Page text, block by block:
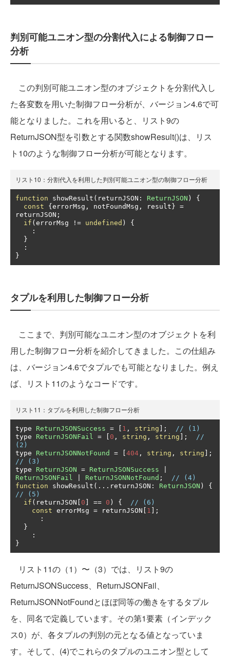
判別可能ユニオン型の分割代入による制御フロー
分析
この判別可能ユニオン型のオブジェクトを分割代入し
た各変数を用いた制御フロー分析が、バージョン4.6で可
能となりました。これを用いると、リスト9の
ReturnJSON型を引数とする関数showResult()は、リス
ト10のような制御フロー分析が可能となります。
リスト10：分割代入を利用した判別可能ユニオン型の制御フロー分析
function showResult ( returnJSON : ReturnJSON )
{
const
{ errorMsg , notFoundMsg , result } =
returnJSON ;
if ( errorMsg != undefined )
{
:
}
:
}
タプルを利用した制御フロー分析
ここまで、判別可能なユニオン型のオブジェクトを利
用した制御フロー分析を紹介してきました。この仕組み
は、バージョン4.6でタプルでも可能となりました。例え
ば、リスト11のようなコードです。
リスト11：タプルを利用した制御フロー分析
type ReturnJSONSuccess = 1 , string ];
// (1)
type ReturnJSONFail = 0 , string , string ];
//
(2)
type ReturnJSONNotFound = 404 , string , string ];
// (3)
type ReturnJSON = ReturnJSONSuccess
ReturnJSONFail
ReturnJSONNotFound ;
// (4)
function showResult (... returnJSON : ReturnJSON )
{
// (5)
if ( returnJSON 0 == 0 ) {
// (6)
const errorMsg = returnJSON 1 ];
:
}
:
}
リスト11の（1）〜（3）では、リスト9の
ReturnJSONSuccess、ReturnJSONFail、
ReturnJSONNotFoundとほぼ同等の働きをするタプル
を、同名で定義しています。その第1要素（インデック
ス0）が、各タプルの判別の元となる値となっていま
す。そして、(4)でこれらのタプルのユニオン型として